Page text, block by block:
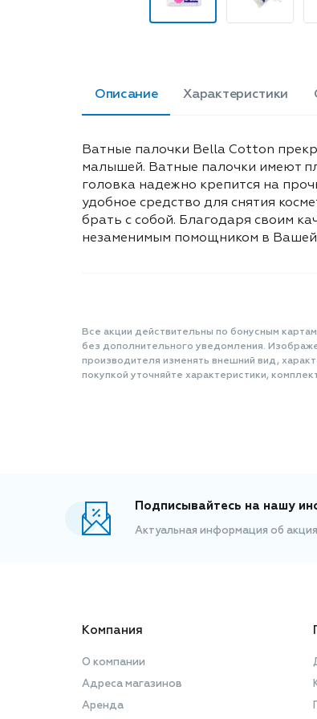
Описание Характеристики
Ватные палочки Bella Cotton
малышей. Ватные палочки имеют
головка надежно крепится на
удобное средство для снятия
брать с собой. Благодаря своим
незаменимым помощником в Вашей
Все акции действительны по бонусным
без дополнительного уведомления.
производителя изменять внешний вид,
покупкой уточняйте характеристики,
Подписывайтесь на нашу
Актуальная информация об
Компания
О компании
Адреса магазинов
Аренда